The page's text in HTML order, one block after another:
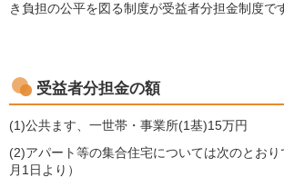
き負担の公平を図る制度が受益者分担金制度で
受益者分担金の額
(1)公共ます、一世帯・事業所(1基)15万円
(2)アパート等の集合住宅については次のとお
月1日より）